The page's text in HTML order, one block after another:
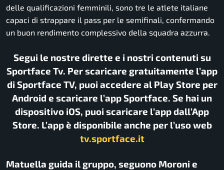
delle qualificazioni femminili, sono tre le atlete italiane
capaci di strappare il pass per le semifinali, confermando
un buon rendimento complessivo della squadra azzurra.
Segui le nostre dirette e i nostri contenuti su
Sportface Tv. Per scaricare gratuitamente l’app
di Sportface TV, puoi accedere al Play Store per
Android e scaricare l’app Sportface. Se hai un
dispositivo iOS, puoi scaricare l’app dall’App
Store. L’app è disponibile anche per l’uso web
tv.sportface.it
Matuella guida il gruppo, seguono Moroni e